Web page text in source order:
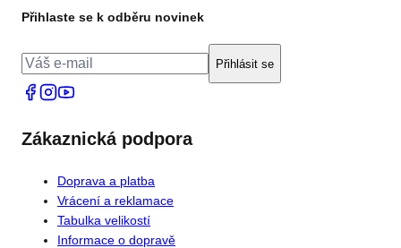
Přihlaste se k odběru novinek
Přihlásit se
Zákaznická podpora
Doprava a platba
Vrácení a reklamace
Tabulka velikostí
Informace o dopravě